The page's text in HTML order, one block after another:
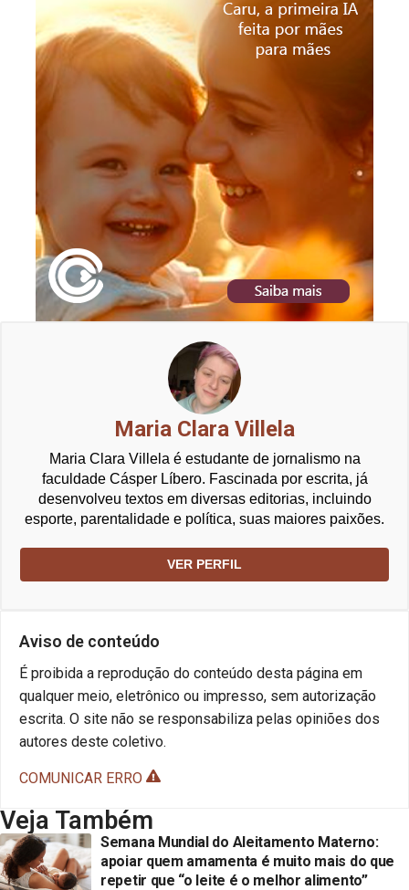
Maria Clara Villela
Maria Clara Villela é estudante de jornalismo na
faculdade Cásper Líbero. Fascinada por escrita, já
desenvolveu textos em diversas editorias, incluindo
esporte, parentalidade e política, suas maiores paixões.
VER PERFIL
Aviso de conteúdo
É proibida a reprodução do conteúdo desta página em
qualquer meio, eletrônico ou impresso, sem autorização
escrita. O site não se responsabiliza pelas opiniões dos
autores deste coletivo.
COMUNICAR ERRO
Veja Também
Semana Mundial do Aleitamento Materno:
apoiar quem amamenta é muito mais do que
repetir que “o leite é o melhor alimento”